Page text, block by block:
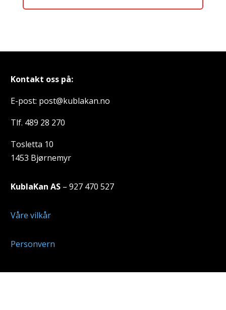
Kontakt oss på:
E-post: post@kublakan.no
Tlf. 489 28 270
Tosletta 10
1453 Bjørnemyr
KublaKan AS – 927 470 527
Våre vilkår
Personvern